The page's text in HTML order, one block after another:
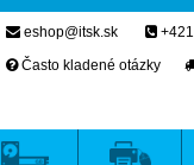
eshop@itsk.sk
Často kladené otázky